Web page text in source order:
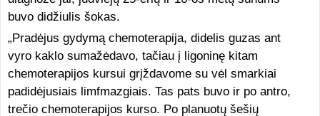
buvo didžiulis šokas.
„Pradėjus gydymą chemoterapija, didelis guzas ant
vyro kaklo sumažėdavo, tačiau į ligoninę kitam
chemoterapijos kursui grįždavome su vėl smarkiai
padidėjusiais limfmazgiais. Tas pats buvo ir po antro,
trečio chemoterapijos kurso. Po planuotų šešių